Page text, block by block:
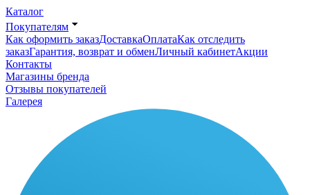
Каталог
Покупателям
Как оформить заказДоставкаОплатаКак отследить
заказГарантия, возврат и обменЛичный кабинетАкции
Контакты
Магазины бренда
Отзывы покупателей
Галерея